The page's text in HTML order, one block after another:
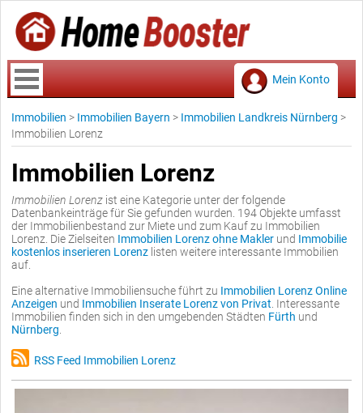
Mein Konto
Immobilien > Immobilien Bayern > Immobilien Landkreis Nürnberg >
Immobilien Lorenz
Immobilien Lorenz
Immobilien Lorenz ist eine Kategorie unter der folgende
Datenbankeinträge für Sie gefunden wurden. 194 Objekte umfasst
der Immobilienbestand zur Miete und zum Kauf zu Immobilien
Lorenz. Die Zielseiten Immobilien Lorenz ohne Makler und Immobilie
kostenlos inserieren Lorenz listen weitere interessante Immobilien
auf.
Eine alternative Immobiliensuche führt zu Immobilien Lorenz Online
Anzeigen und Immobilien Inserate Lorenz von Privat . Interessante
Immobilien finden sich in den umgebenden Städten Fürth und
Nürnberg
RSS Feed Immobilien Lorenz